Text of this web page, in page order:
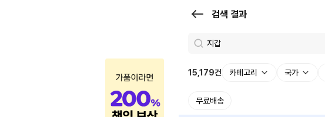
검색 결과
과15,179건 카테고리 국가
무료배송